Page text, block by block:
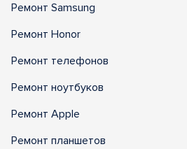
Ремонт Samsung
Ремонт Honor
Ремонт телефонов
Ремонт ноутбуков
Ремонт Apple
Ремонт планшетов